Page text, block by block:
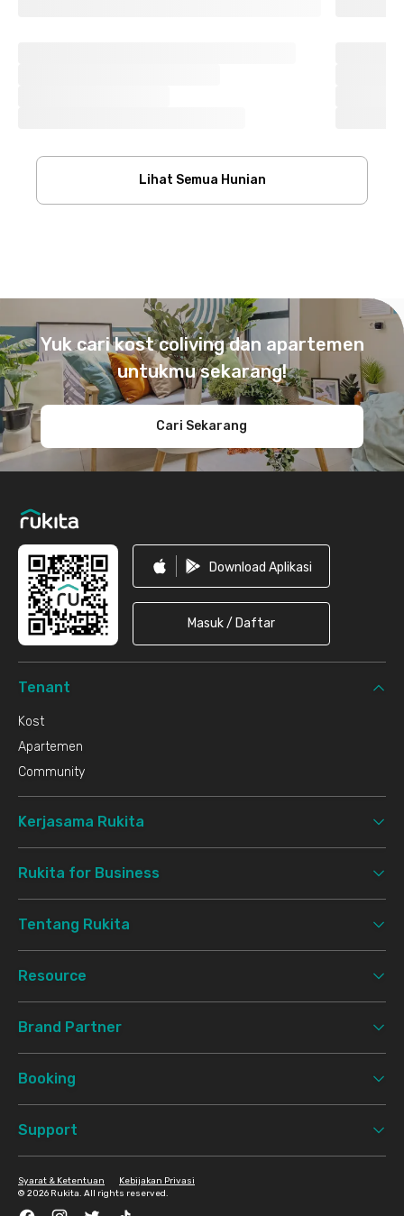
Lihat Semua Hunian
Yuk cari kost coliving dan apartemen
untukmu sekarang!
Cari Sekarang
Download Aplikasi
Masuk / Daftar
Tenant
Kost
Apartemen
Community
Kerjasama Rukita
Rukita for Business
Tentang Rukita
Resource
Brand Partner
Booking
Support
© 2026 Rukita. All rights reserved.
Syarat & Ketentuan Kebijakan Privasi
FacebookInstagramTwitter TikTok